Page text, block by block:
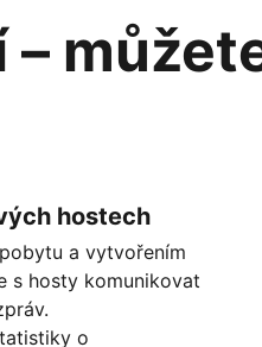
hostech
a vytvořením
s hosty komunikovat
o